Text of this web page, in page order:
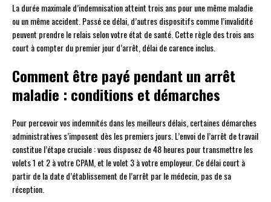
La durée maximale d’indemnisation atteint trois ans pour une même maladie
ou un même accident. Passé ce délai, d’autres dispositifs comme l’invalidité
peuvent prendre le relais selon votre état de santé. Cette règle des trois ans
court à compter du premier jour d’arrêt, délai de carence inclus.
Comment être payé pendant un arrêt
maladie : conditions et démarches
Pour percevoir vos indemnités dans les meilleurs délais, certaines démarches
administratives s’imposent dès les premiers jours. L’envoi de l’arrêt de travail
constitue l’étape cruciale : vous disposez de 48 heures pour transmettre les
volets 1 et 2 à votre CPAM, et le volet 3 à votre employeur. Ce délai court à
partir de la date d’établissement de l’arrêt par le médecin, pas de sa
réception.